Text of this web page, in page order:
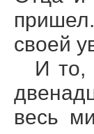
своей
И то,
весь